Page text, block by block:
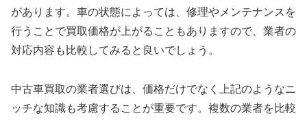
があります。車の状態によっては、修理やメンテナンスを
行うことで買取価格が上がることもありますので、業者の
対応内容も比較してみると良いでしょう。
中古車買取の業者選びは、価格だけでなく上記のようなニ
ッチな知識も考慮することが重要です。複数の業者を比較